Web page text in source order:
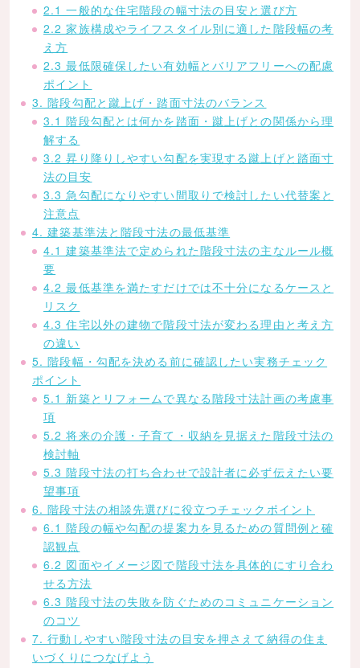
2.1 一般的な住宅階段の幅寸法の目安と選び方
2.2 家族構成やライフスタイル別に適した階段幅の考
え方
2.3 最低限確保したい有効幅とバリアフリーへの配慮
ポイント
3. 階段勾配と蹴上げ・踏面寸法のバランス
3.1 階段勾配とは何かを踏面・蹴上げとの関係から理
解する
3.2 昇り降りしやすい勾配を実現する蹴上げと踏面寸
法の目安
3.3 急勾配になりやすい間取りで検討したい代替案と
注意点
4. 建築基準法と階段寸法の最低基準
4.1 建築基準法で定められた階段寸法の主なルール概
要
4.2 最低基準を満たすだけでは不十分になるケースと
リスク
4.3 住宅以外の建物で階段寸法が変わる理由と考え方
の違い
5. 階段幅・勾配を決める前に確認したい実務チェック
ポイント
5.1 新築とリフォームで異なる階段寸法計画の考慮事
項
5.2 将来の介護・子育て・収納を見据えた階段寸法の
検討軸
5.3 階段寸法の打ち合わせで設計者に必ず伝えたい要
望事項
6. 階段寸法の相談先選びに役立つチェックポイント
6.1 階段の幅や勾配の提案力を見るための質問例と確
認観点
6.2 図面やイメージ図で階段寸法を具体的にすり合わ
せる方法
6.3 階段寸法の失敗を防ぐためのコミュニケーション
のコツ
7. 行動しやすい階段寸法の目安を押さえて納得の住ま
いづくりにつなげよう